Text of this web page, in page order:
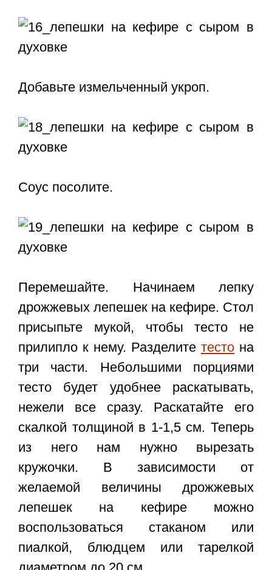
Добавьте измельченный укроп.
Соус посолите.
Перемешайте. Начинаем лепку
дрожжевых лепешек на кефире. Стол
присыпьте мукой, чтобы тесто не
прилипло к нему. Разделите тесто на
три части. Небольшими порциями
тесто будет удобнее раскатывать,
нежели все сразу. Раскатайте его
скалкой толщиной в 1-1,5 см. Теперь
из него нам нужно вырезать
кружочки. В зависимости от
желаемой величины дрожжевых
лепешек на кефире можно
воспользоваться стаканом или
пиалкой, блюдцем или тарелкой